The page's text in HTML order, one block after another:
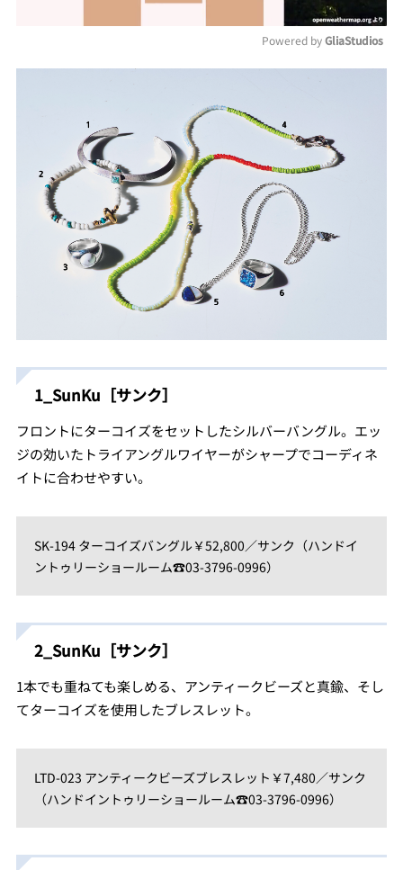
Powered by GliaStudios
1_SunKu［サンク］
フロントにターコイズをセットしたシルバーバングル。エッ
ジの効いたトライアングルワイヤーがシャープでコーディネ
イトに合わせやすい。
SK-194 ターコイズバングル￥52,800／サンク（ハンドイ
ントゥリーショールーム☎03-3796-0996）
2_SunKu［サンク］
1本でも重ねても楽しめる、アンティークビーズと真鍮、そし
てターコイズを使用したブレスレット。
LTD-023 アンティークビーズブレスレット￥7,480／サンク
（ハンドイントゥリーショールーム☎03-3796-0996）